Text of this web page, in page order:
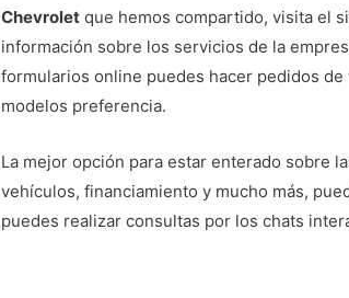
Chevrolet que hemos compartido, visita el
información sobre los servicios de la
formularios online puedes hacer pedidos
modelos preferencia.
La mejor opción para estar enterado sobre
vehículos, financiamiento y mucho más,
puedes realizar consultas por los chats